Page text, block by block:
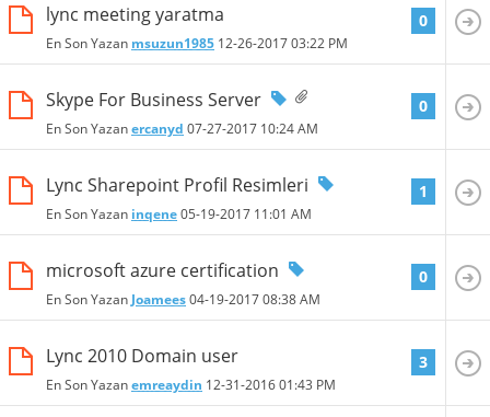
lync meeting yaratma
En Son Yazan msuzun1985 12-26-201703:22 PM
0
Skype For Business Server
En Son Yazanercanyd 07-27-2017 10:24 AM
0
Lync Sharepoint Profil Resimleri
En Son Yazan inqene05-19-2017 11:01 AM
1
microsoft azure certification
En Son Yazan Joamees04-19-201708:38 AM
0
Lync 2010 Domain user
En Son Yazanemreaydin 12-31-201601:43 PM
3